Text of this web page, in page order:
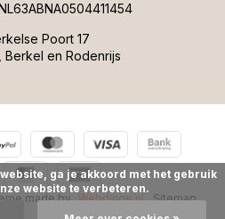
Poort 17
Berkel en Rodenrijs
made by Webdinge.nl Sitemap
ga je akkoord met het gebruik
website te verbeteren.